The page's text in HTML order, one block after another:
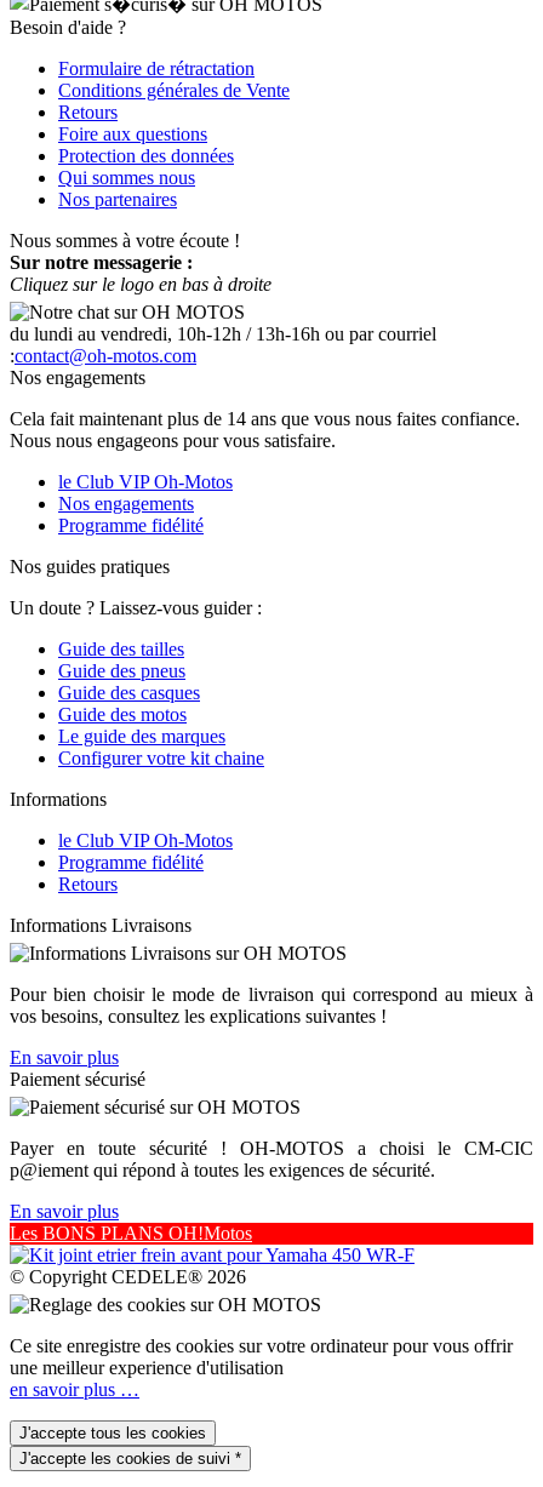
Besoin d'aide ?
Formulaire de rétractation
Conditions générales de Vente
Retours
Foire aux questions
Protection des données
Qui sommes nous
Nos partenaires
Nous sommes à votre écoute !
Sur notre messagerie :
Cliquez sur le logo en bas à droite
du lundi au vendredi, 10h-12h / 13h-16h ou par courriel
:contact@oh-motos.com
Nos engagements
Cela fait maintenant plus de 14 ans que vous nous faites confiance.
Nous nous engageons pour vous satisfaire.
le Club VIP Oh-Motos
Nos engagements
Programme fidélité
Nos guides pratiques
Un doute ? Laissez-vous guider :
Guide des tailles
Guide des pneus
Guide des casques
Guide des motos
Le guide des marques
Configurer votre kit chaine
Informations
le Club VIP Oh-Motos
Programme fidélité
Retours
Informations Livraisons
Pour bien choisir le mode de livraison qui correspond au mieux à
vos besoins, consultez les explications suivantes !
En savoir plus
Paiement sécurisé
Payer en toute sécurité ! OH-MOTOS a choisi le CM-CIC
p@iement qui répond à toutes les exigences de sécurité.
En savoir plus
Les BONS PLANS OH!Motos
© Copyright CEDELE® 2026
Ce site enregistre des cookies sur votre ordinateur pour vous offrir
une meilleur experience d'utilisation
en savoir plus …